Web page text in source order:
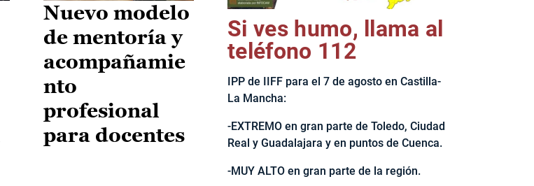
Nuevo modelo
de mentoría y
acompañamie
nto
profesional
para docentes
Si ves humo, llama al
teléfono 112
IPP de IIFF para el 7 de agosto en Castilla-
La Mancha:
-EXTREMO en gran parte de Toledo, Ciudad
Real y Guadalajara y en puntos de Cuenca.
-MUY ALTO en gran parte de la región.